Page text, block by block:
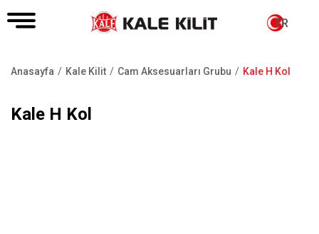
TR
yolu
Anasayfa Kale Kilit Cam Aksesuarları Grubu Kale H Kol
Kale H Kol